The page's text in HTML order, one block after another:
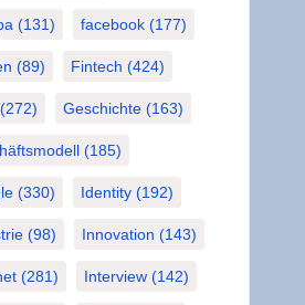
(131) facebook(177)
(89) Fintech (424)
(272) Geschichte(163)
(185)
(330) Identity(192)
(98) Innovation (143)
(281) Interview(142)